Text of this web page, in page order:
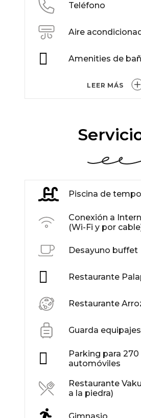
Teléfono
Aire
Amenities de
LEER MÁS
Piscina de
Conexión a
(Wi-Fi y por
Desayuno buffet
Restaurante
Restaurante
Guarda equipajes
Parking para 270
automóviles
Restaurante
a la piedra)